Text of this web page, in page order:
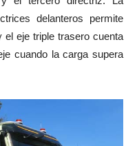
delanteros permite
el eje triple trasero cuenta
cuando la carga supera